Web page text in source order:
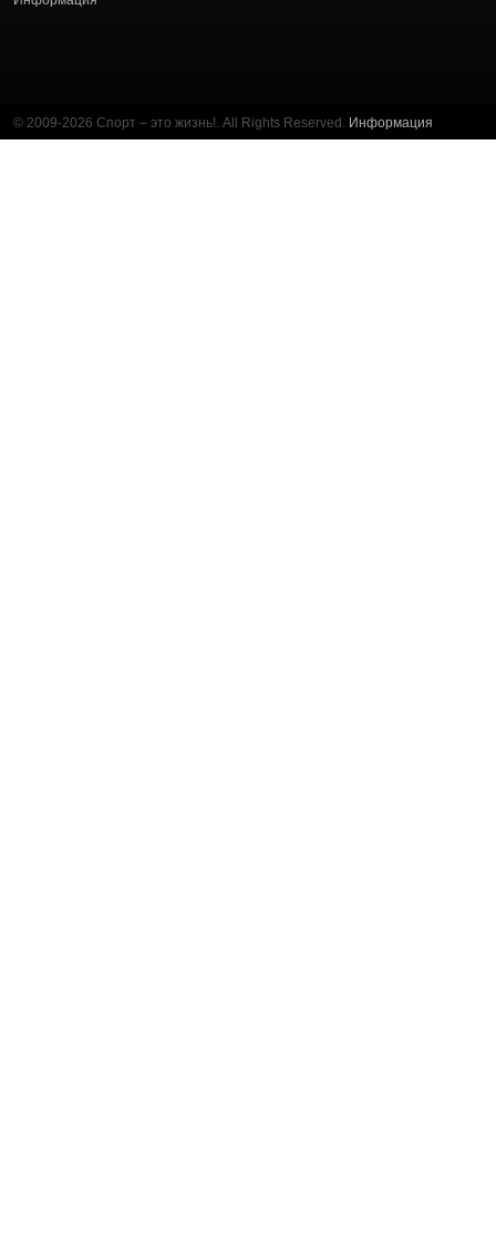
© 2009-2026 Спорт – это жизнь!. All Rights Reserved. Информация